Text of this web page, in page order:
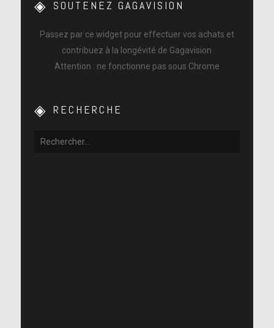
SOUTENEZ GAGAVISION
Passez par ce widget pour effectuer vos achats et
contribuez à la longévité de Gagavision
Attention : ne fonctionne pas sous Chrome
RECHERCHE